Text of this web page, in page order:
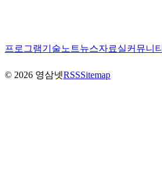
프로그램기술노트뉴스자료실커뮤니티
© 2026 영삼넷RSSSitemap